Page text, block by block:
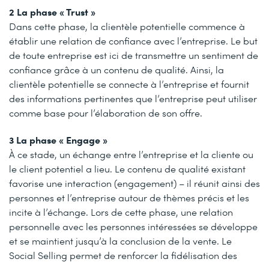
2 La phase « Trust »
Dans cette phase, la clientèle potentielle commence à
établir une relation de confiance avec l’entreprise. Le but
de toute entreprise est ici de transmettre un sentiment de
confiance grâce à un contenu de qualité. Ainsi, la
clientèle potentielle se connecte à l’entreprise et fournit
des informations pertinentes que l’entreprise peut utiliser
comme base pour l’élaboration de son offre.
3 La phase « Engage »
À ce stade, un échange entre l’entreprise et la cliente ou
le client potentiel a lieu. Le contenu de qualité existant
favorise une interaction (engagement) – il réunit ainsi des
personnes et l’entreprise autour de thèmes précis et les
incite à l’échange. Lors de cette phase, une relation
personnelle avec les personnes intéressées se développe
et se maintient jusqu’à la conclusion de la vente. Le
Social Selling permet de renforcer la fidélisation des